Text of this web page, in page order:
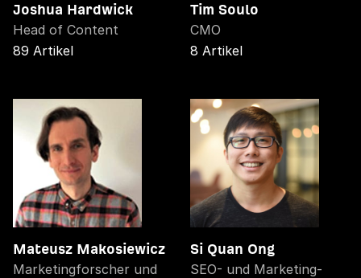
Joshua Hardwick
Head of Content
89 Artikel
Tim Soulo
CMO
8 Artikel
Mateusz Makosiewicz
Marketingforscher und
Si Quan Ong
SEO- und Marketing-